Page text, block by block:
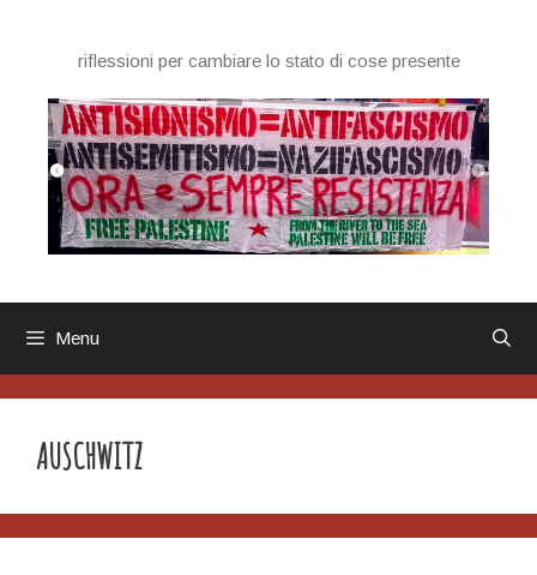
contenutoriflessioni per cambiare lo stato di cose presente
Menu
AUSCHWITZ